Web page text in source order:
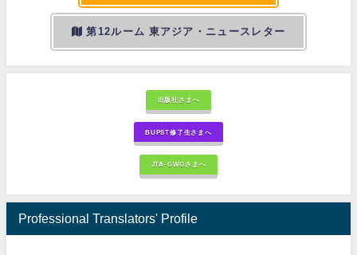
第12ルーム 東アジア・ニュースレター
出版社さまへ
BUPST修了生さまへ
JTA-GWGさまへ
Professional Translators' Profile